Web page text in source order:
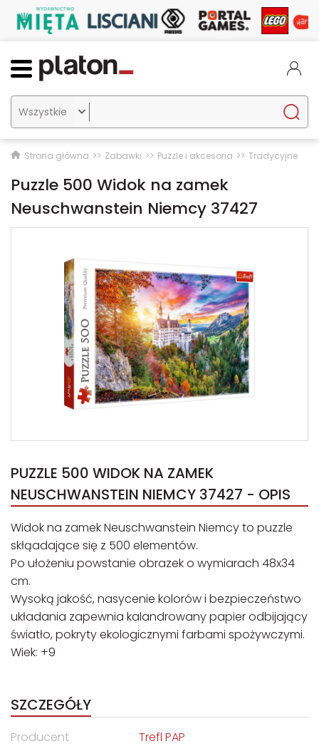

Strona główna Zabawki Puzzle i akcesoria Tradycyjne
Puzzle 500 Widok na zamek
Neuschwanstein Niemcy 37427
PUZZLE 500 WIDOK NA ZAMEK
NEUSCHWANSTEIN NIEMCY 37427 - OPIS
Widok na zamek Neuschwanstein Niemcy to puzzle
skłąadające się z 500 elementów.
Po ułożeniu powstanie obrazek o wymiarach 48x34
cm.
Wysoką jakość, nasycenie kolorów i bezpieczeństwo
układania zapewnia kalandrowany papier odbijający
światło, pokryty ekologicznymi farbami spożywczymi.
Wiek: +9
SZCZEGÓŁY
Producent
Trefl PAP